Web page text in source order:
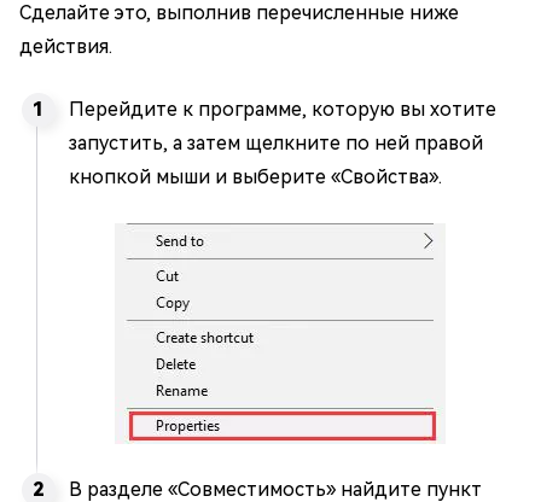
Сделайте это, выполнив перечисленные ниже
действия.
Перейдите к программе, которую вы хотите
запустить, а затем щелкните по ней правой
кнопкой мыши и выберите «Свойства».
В разделе «Совместимость» найдите пункт